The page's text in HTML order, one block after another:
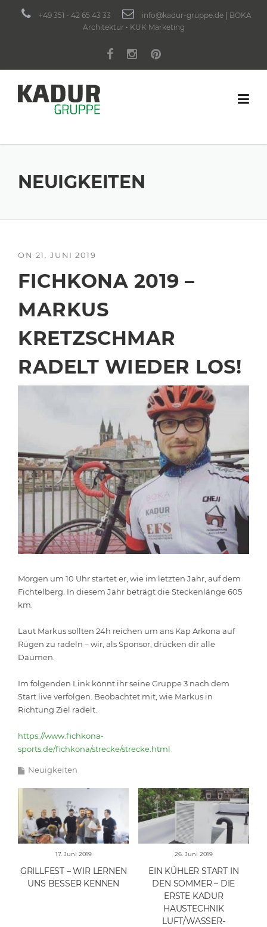
+49 351 - 42 65 43 33 info@kadur-gruppe.de
BOKA
Architektur • KUK Marketing
NEUIGKEITEN
ON 21. JUNI 2019
FICHKONA 2019 –
MARKUS
KRETZSCHMAR
RADELT WIEDER LOS!
Morgen um 10 Uhr startet er, wie im letzten Jahr, auf dem
Fichtelberg. In diesem Jahr beträgt die Steckenlänge 605
km.
Laut Markus sollten 24h reichen um ans Kap Arkona auf
Rügen zu radeln – wir, als Sponsor, drücken dir alle
Daumen.
Im folgenden Link könnt ihr seine Gruppe 3 nach dem
Start live verfolgen. Beobachtet mit, wie Markus in
Richtung Ziel radelt.
https://www.fichkona-
sports.de/fichkona/strecke/strecke.html
Neuigkeiten
17. Juni 2019
GRILLFEST – WIR LERNEN
UNS BESSER KENNEN
26. Juni 2019
EIN KÜHLER START IN
DEN SOMMER – DIE
ERSTE KADUR
HAUSTECHNIK
LUFT/WASSER-